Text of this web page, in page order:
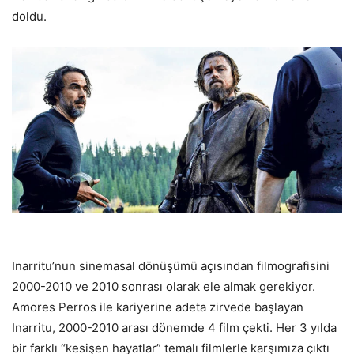
doldu.
Inarritu’nun sinemasal dönüşümü açısından filmografisini
2000-2010 ve 2010 sonrası olarak ele almak gerekiyor.
Amores Perros ile kariyerine adeta zirvede başlayan
Inarritu, 2000-2010 arası dönemde 4 film çekti. Her 3 yılda
bir farklı “kesişen hayatlar” temalı filmlerle karşımıza çıktı